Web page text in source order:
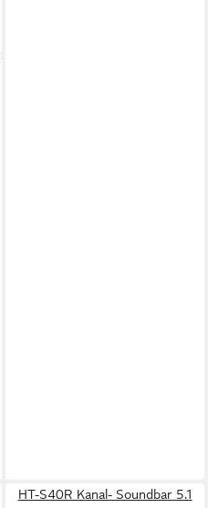
HT-S40R Kanal- Soundbar 5.1